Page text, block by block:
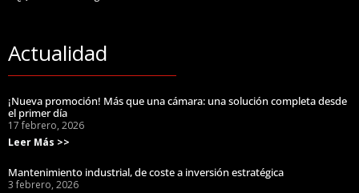
Actualidad
¡Nueva promoción! Más que una cámara: una solución completa desde
el primer día
17 febrero, 2026
Leer Más >>
Mantenimiento industrial, de coste a inversión estratégica
3 febrero, 2026